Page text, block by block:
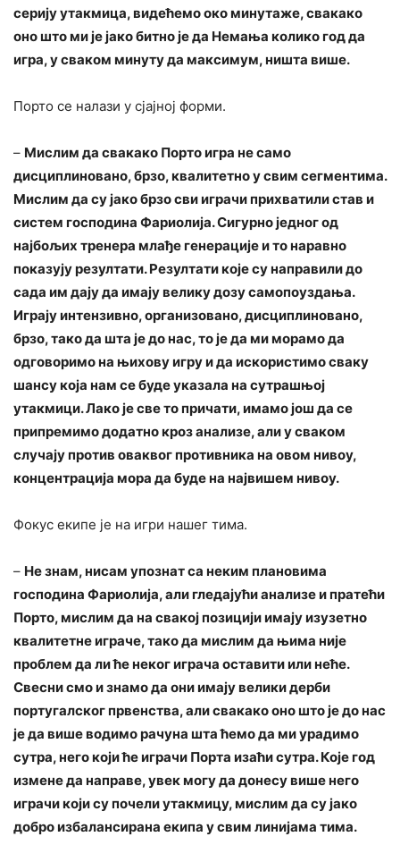
серију утакмица, видећемо око минутаже, свакако
оно што ми је јако битно је да Немања колико год да
игра, у сваком минуту да максимум, ништа више.
Порто се налази у сјајној форми.
– Мислим да свакако Порто игра не само
дисциплиновано, брзо, квалитетно у свим сегментима.
Мислим да су јако брзо сви играчи прихватили став и
систем господина Фариолија. Сигурно једног од
најбољих тренера млађе генерације и то наравно
показују резултати. Резултати које су направили до
сада им дају да имају велику дозу самопоуздања.
Играју интензивно, организовано, дисциплиновано,
брзо, тако да шта је до нас, то је да ми морамо да
одговоримо на њихову игру и да искористимо сваку
шансу која нам се буде указала на сутрашњој
утакмици. Лако је све то причати, имамо још да се
припремимо додатно кроз анализе, али у сваком
случају против оваквог противника на овом нивоу,
концентрација мора да буде на највишем нивоу.
Фокус екипе је на игри нашег тима.
– Не знам, нисам упознат са неким плановима
господина Фариолија, али гледајући анализе и пратећи
Порто, мислим да на свакој позицији имају изузетно
квалитетне играче, тако да мислим да њима није
проблем да ли ће неког играча оставити или неће.
Свесни смо и знамо да они имају велики дерби
португалског првенства, али свакако оно што је до нас
је да више водимо рачуна шта ћемо да ми урадимо
сутра, него који ће играчи Порта изаћи сутра. Које год
измене да направе, увек могу да донесу више него
играчи који су почели утакмицу, мислим да су јако
добро избалансирана екипа у свим линијама тима.